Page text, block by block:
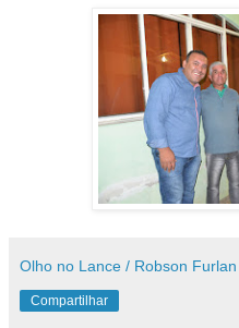
Olho no Lance / Robson Furlan
Compartilhar